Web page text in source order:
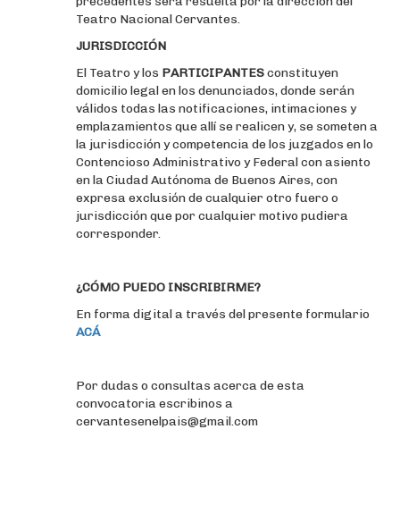
Teatro Nacional Cervantes.
JURISDICCIÓN
El Teatro y los PARTICIPANTESconstituyen
domicilio legal en los denunciados, donde serán
válidos todas las notificaciones, intimaciones y
emplazamientos que allí se realicen y, se someten a
la jurisdicción y competencia de los juzgados en lo
Contencioso Administrativo y Federal con asiento
en la Ciudad Autónoma de Buenos Aires, con
expresa exclusión de cualquier otro fuero o
jurisdicción que por cualquier motivo pudiera
corresponder.
¿CÓMO PUEDO INSCRIBIRME?
En forma digital a través del presente formulario
ACÁ
Por dudas o consultas acerca de esta
convocatoria escribinos a
cervantesenelpais@gmail.com